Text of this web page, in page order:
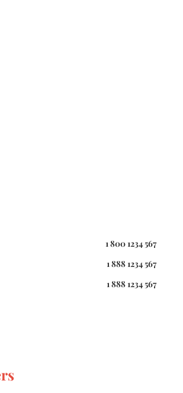
1 800 1234 567
1 888 1234 567
1 888 1234 567